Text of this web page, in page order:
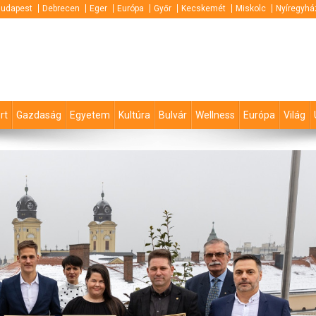
Debrecen Eger Európa Győr Kecskemét Miskolc
Gazdaság Egyetem Kultúra Bulvár Wellness Európa Világ